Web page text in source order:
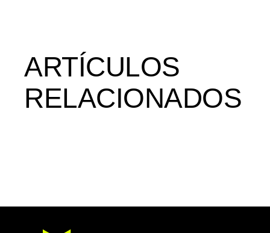
ARTÍCULOS
RELACIONADOS